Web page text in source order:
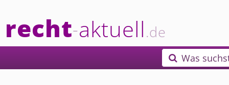
recht-aktuell.de
 Was